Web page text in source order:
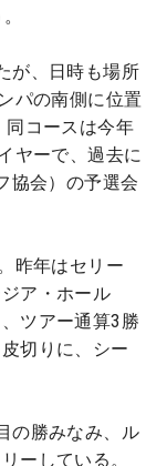
が、日時も場所
パの南側に位置
同コースは今年
ヤーで、過去に
協会）の予選会
昨年はセリー
ア・ホール
ツアー通算3勝
切りに、シー
の勝みなみ、ル
ーしている。